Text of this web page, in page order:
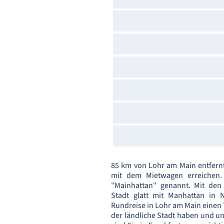
85 km von Lohr am Main
mit dem Mietwagen
"Mainhattan" genannt. Mit
Stadt glatt mit Manhattan in
Rundreise in Lohr am Main
der ländliche Stadt haben und